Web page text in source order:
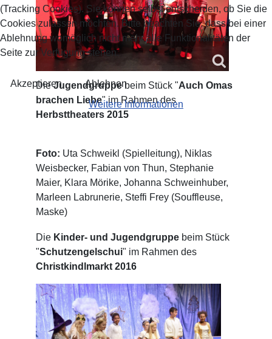
DieJugendgruppebeim Stück "Auch Omas
brachen Liebe" im Rahmen des
Herbsttheaters 2015
Foto: Uta Schweikl (Spielleitung), Niklas
Weisbecker, Fabian von Thun, Stephanie
Maier, Klara Mörike, Johanna Schweinhuber,
Marleen Labrunerie, Steffi Frey (Souffleuse,
Maske)
Die Kinder- und Jugendgruppe beim Stück
"Schutzengelschui" im Rahmen des
Christkindlmarkt 2016
(Tracking Cookies). Sie können selbst entscheiden, ob Sie die
Cookies zulassen möchten. Bitte beachten Sie, dass bei einer
Ablehnung womöglich nicht mehr alle Funktionalitäten der
Seite zur Verfügung stehen.
Akzeptieren Ablehnen
Weitere Informationen